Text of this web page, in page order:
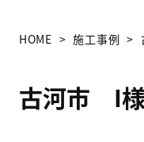
HOME 施工事例
古河市 I